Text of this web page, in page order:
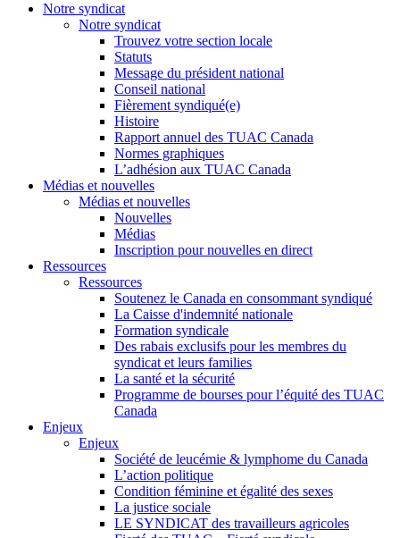
Notre syndicat
Notre syndicat
Trouvez votre section locale
Statuts
Message du président national
Conseil national
Fièrement syndiqué(e)
Histoire
Rapport annuel des TUAC Canada
Normes graphiques
L’adhésion aux TUAC Canada
Médias et nouvelles
Médias et nouvelles
Nouvelles
Médias
Inscription pour nouvelles en direct
Ressources
Ressources
Soutenez le Canada en consommant syndiqué
La Caisse d'indemnité nationale
Formation syndicale
Des rabais exclusifs pour les membres du
syndicat et leurs families
La santé et la sécurité
Programme de bourses pour l’équité des TUAC
Canada
Enjeux
Enjeux
Société de leucémie & lymphome du Canada
L’action politique
Condition féminine et égalité des sexes
La justice sociale
LE SYNDICAT des travailleurs agricoles